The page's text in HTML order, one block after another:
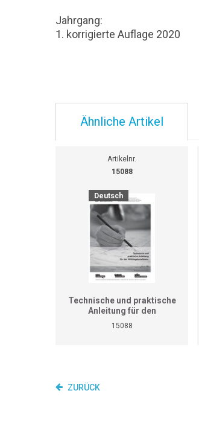
Jahrgang:
1. korrigierte Auflage 2020
Ähnliche Artikel
Artikelnr.
15088
Deutsch
Technische und praktische
Anleitung für den
Heizungsinstallateur (ersetzt
nicht den praktischen
15088
ZURÜCK